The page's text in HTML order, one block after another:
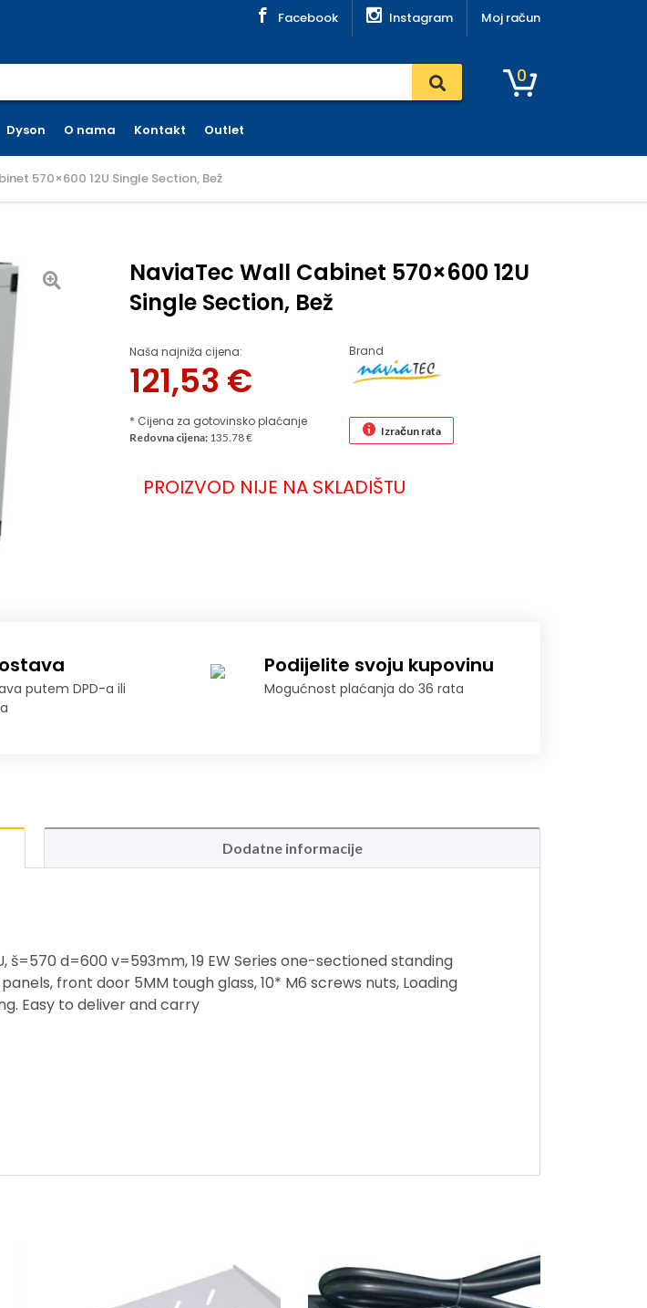
Facebook Instagram Moj račun
0
Dyson O nama Kontakt Outlet
570×600 12U Single Section, Bež
NaviaTec Wall Cabinet 570×600 12U
Single Section, Bež
Naša najniža cijena:
121,53 €
* Cijena za gotovinsko plaćanje
Brand
Redovna cijena: 135.78 € Izračun rata
PROIZVOD NIJE NA SKLADIŠTU
putem DPD-a ili
Podijelite svoju kupovinu
Mogućnost plaćanja do 36 rata
Dodatne informacije
š=570 d=600 v=593mm, 19 EW Series one-sectioned standing
front door 5MM tough glass, 10* M6 screws nuts, Loading
Easy to deliver and carry